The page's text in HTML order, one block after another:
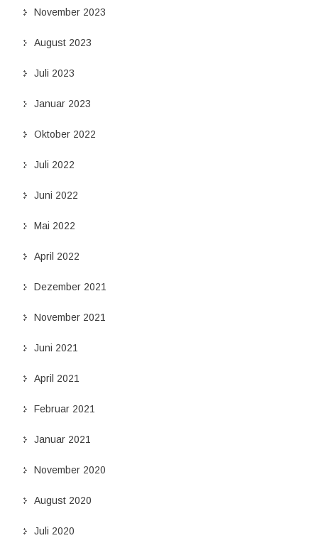
November 2023
August 2023
Juli 2023
Januar 2023
Oktober 2022
Juli 2022
Juni 2022
Mai 2022
April 2022
Dezember 2021
November 2021
Juni 2021
April 2021
Februar 2021
Januar 2021
November 2020
August 2020
Juli 2020